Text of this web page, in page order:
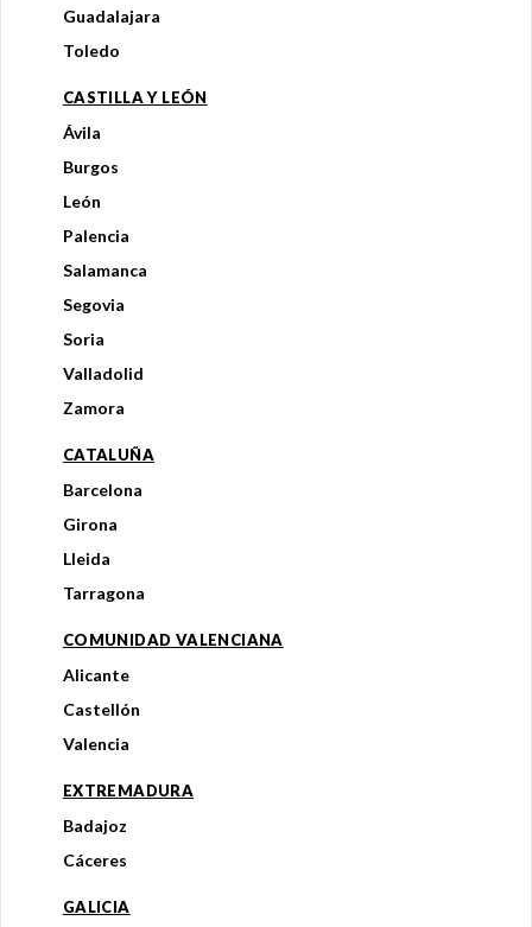
Guadalajara
Toledo
CASTILLA Y LEÓN
Ávila
Burgos
León
Palencia
Salamanca
Segovia
Soria
Valladolid
Zamora
CATALUÑA
Barcelona
Girona
Lleida
Tarragona
COMUNIDAD VALENCIANA
Alicante
Castellón
Valencia
EXTREMADURA
Badajoz
Cáceres
GALICIA